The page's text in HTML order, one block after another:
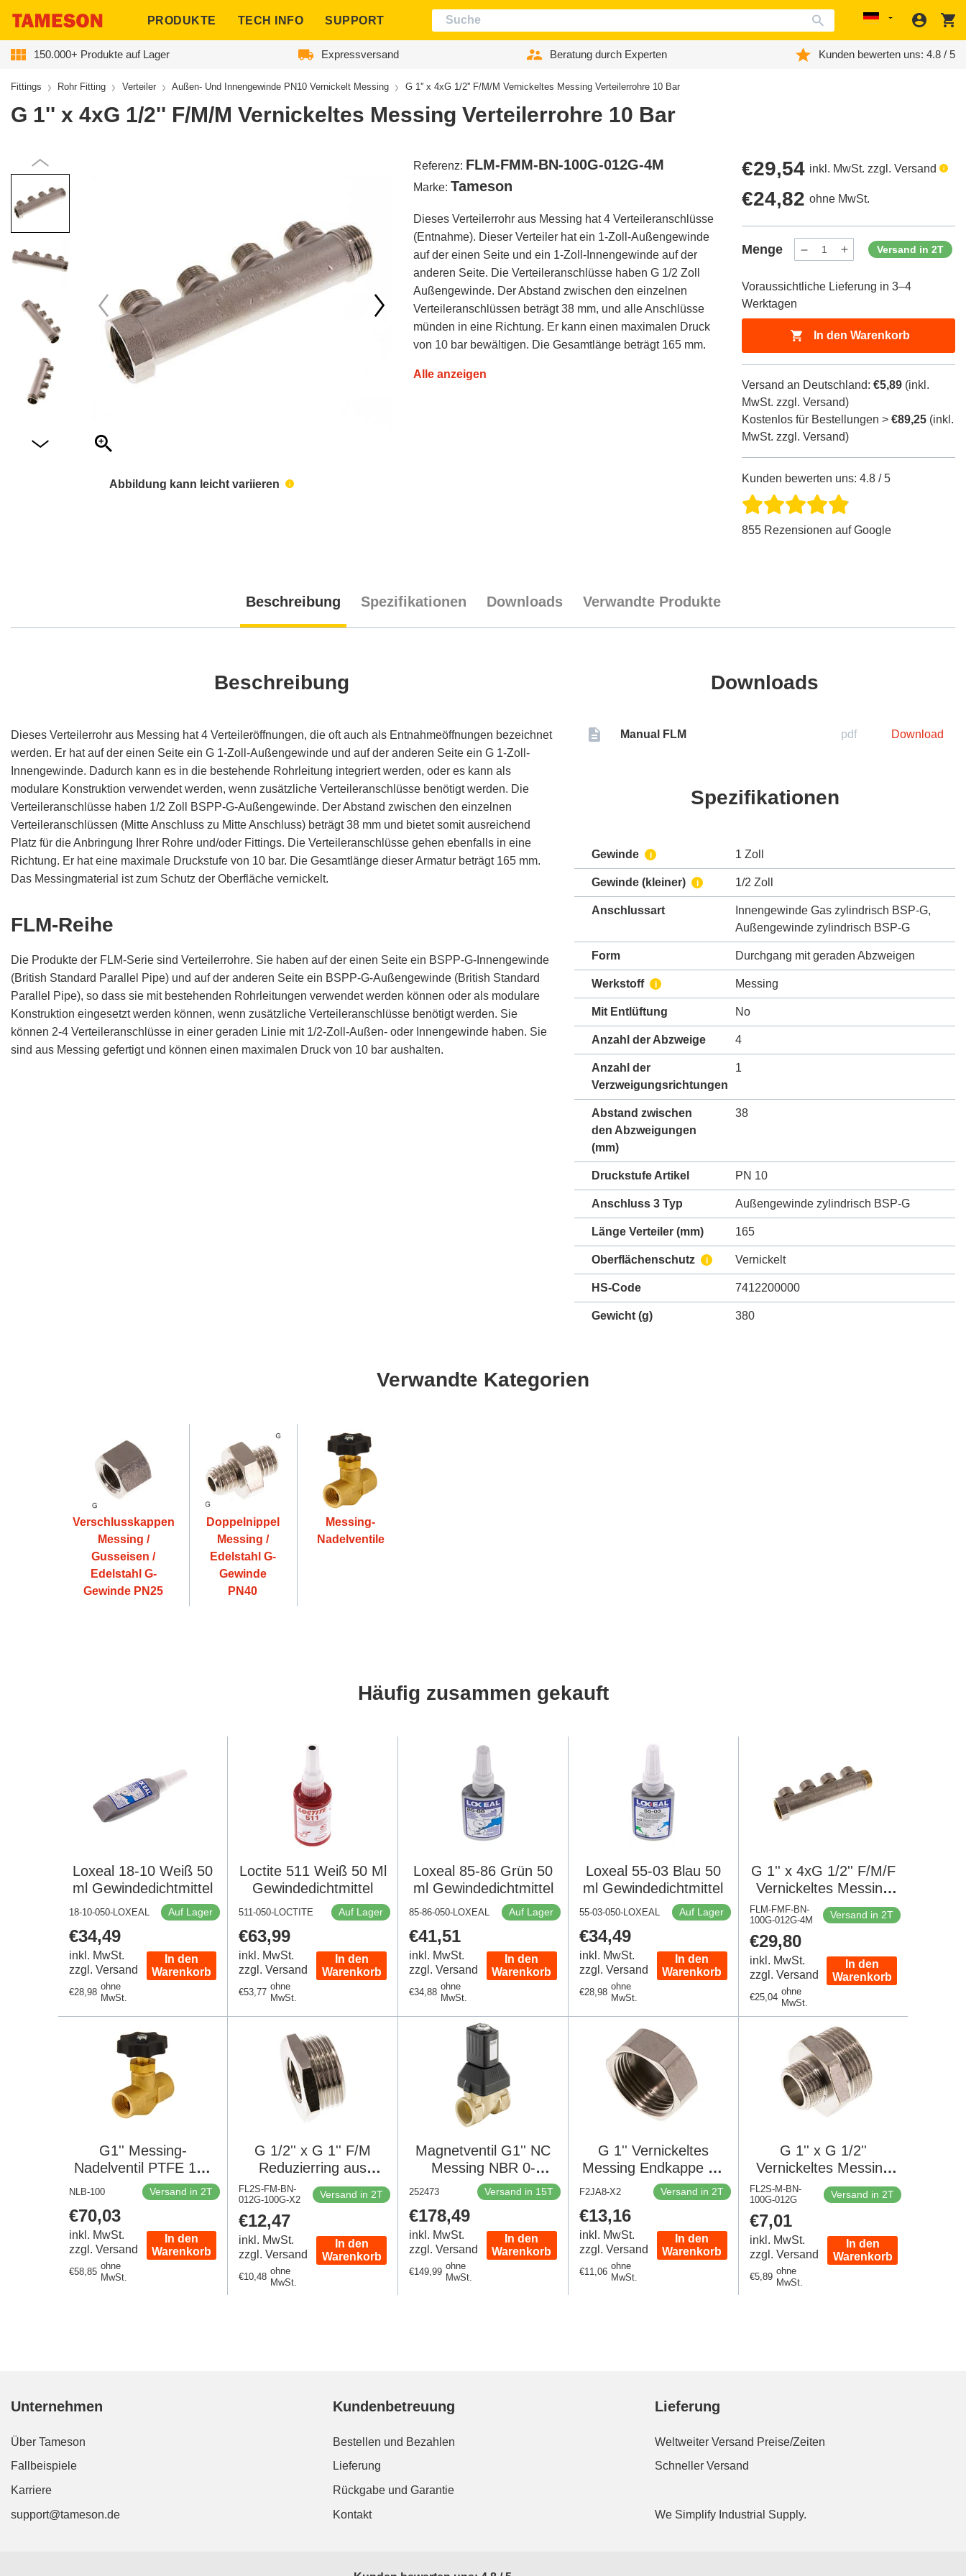
PRODUKTE TECH INFO SUPPORT Localization
150.000+ Produkte auf Lager Expressversand Beratung durch Experten Kunden bewerten uns: 4.8 / 5
Fittings Rohr Fitting Verteiler Außen- Und Innengewinde PN10 Vernickelt Messing G 1'' x 4xG 1/2'' F/M/M Vernickeltes Messing Verteilerrohre 10 Bar
G 1'' x 4xG 1/2'' F/M/M Vernickeltes Messing Verteilerrohre 10 Bar
Abbildung kann leicht variieren
Referenz: FLM-FMM-BN-100G-012G-4M
Marke: Tameson
Dieses Verteilerrohr aus Messing hat 4 Verteileranschlüsse
(Entnahme). Dieser Verteiler hat ein 1-Zoll-Außengewinde
auf der einen Seite und ein 1-Zoll-Innengewinde auf der
anderen Seite. Die Verteileranschlüsse haben G 1/2 Zoll
Außengewinde. Der Abstand zwischen den einzelnen
Verteileranschlüssen beträgt 38 mm, und alle Anschlüsse
münden in eine Richtung. Er kann einen maximalen Druck
von 10 bar bewältigen. Die Gesamtlänge beträgt 165 mm.
Alle anzeigen
Regulärer
Preis
€29,54 inkl. MwSt. zzgl. Versand
Regulärer
Preis
€24,82 ohne MwSt.
Menge
Menge
ProductDrop
Menge
ProductDrop
Versand in 2T
Voraussichtliche Lieferung in 3–4
Werktagen
In den Warenkorb
Versand an Deutschland:€5,89 (inkl.
MwSt. zzgl. Versand)
Kostenlos für Bestellungen >€89,25 (inkl.
MwSt. zzgl. Versand)
Kunden bewerten uns: 4.8 / 5
855 Rezensionen auf Google
Beschreibung Spezifikationen Downloads Verwandte Produkte
Beschreibung
Dieses Verteilerrohr aus Messing hat 4 Verteileröffnungen, die oft auch als Entnahmeöffnungen bezeichnet
werden. Er hat auf der einen Seite ein G 1-Zoll-Außengewinde und auf der anderen Seite ein G 1-Zoll-
Innengewinde. Dadurch kann es in die bestehende Rohrleitung integriert werden, oder es kann als
modulare Konstruktion verwendet werden, wenn zusätzliche Verteileranschlüsse benötigt werden. Die
Verteileranschlüsse haben 1/2 Zoll BSPP-G-Außengewinde. Der Abstand zwischen den einzelnen
Verteileranschlüssen (Mitte Anschluss zu Mitte Anschluss) beträgt 38 mm und bietet somit ausreichend
Platz für die Anbringung Ihrer Rohre und/oder Fittings. Die Verteileranschlüsse gehen ebenfalls in eine
Richtung. Er hat eine maximale Druckstufe von 10 bar. Die Gesamtlänge dieser Armatur beträgt 165 mm.
Das Messingmaterial ist zum Schutz der Oberfläche vernickelt.
FLM-Reihe
Die Produkte der FLM-Serie sind Verteilerrohre. Sie haben auf der einen Seite ein BSPP-G-Innengewinde
(British Standard Parallel Pipe) und auf der anderen Seite ein BSPP-G-Außengewinde (British Standard
Parallel Pipe), so dass sie mit bestehenden Rohrleitungen verwendet werden können oder als modulare
Konstruktion eingesetzt werden können, wenn zusätzliche Verteileranschlüsse benötigt werden. Sie
können 2-4 Verteileranschlüsse in einer geraden Linie mit 1/2-Zoll-Außen- oder Innengewinde haben. Sie
sind aus Messing gefertigt und können einen maximalen Druck von 10 bar aushalten.
Downloads
Manual FLM pdf Download
Spezifikationen
Gewinde i 1 Zoll
Gewinde (kleiner) i 1/2 Zoll
Anschlussart Innengewinde Gas zylindrisch BSP-G,
Außengewinde zylindrisch BSP-G
Form Durchgang mit geraden Abzweigen
Werkstoff i Messing
Mit Entlüftung No
Anzahl der Abzweige 4
Anzahl der
Verzweigungsrichtungen
1
Abstand zwischen
den Abzweigungen
(mm)
38
Druckstufe Artikel PN 10
Anschluss 3 Typ Außengewinde zylindrisch BSP-G
Länge Verteiler (mm) 165
Oberflächenschutz i Vernickelt
HS-Code 7412200000
Gewicht (g) 380
Verwandte Kategorien
Verschlusskappen
Messing /
Gusseisen /
Edelstahl G-
Gewinde PN25
Doppelnippel
Messing /
Edelstahl G-
Gewinde
PN40
Messing-
Nadelventile
Häufig zusammen gekauft
Loxeal 18-10 Weiß 50
ml Gewindedichtmittel
18-10-050-LOXEAL Auf Lager
Regulärer
Preis
€34,49
inkl. MwSt.
zzgl. Versand
Regulärer
€28,98
ohne
MwSt.
In den
Warenkorb
Loctite 511 Weiß 50 Ml
Gewindedichtmittel
511-050-LOCTITE Auf Lager
Regulärer
Preis
€63,99
inkl. MwSt.
zzgl. Versand
Regulärer
€53,77
ohne
MwSt.
In den
Warenkorb
Loxeal 85-86 Grün 50
ml Gewindedichtmittel
85-86-050-LOXEAL Auf Lager
Regulärer
Preis
€41,51
inkl. MwSt.
zzgl. Versand
Regulärer
€34,88
ohne
MwSt.
In den
Warenkorb
Loxeal 55-03 Blau 50
ml Gewindedichtmittel
55-03-050-LOXEAL Auf Lager
Regulärer
Preis
€34,49
inkl. MwSt.
zzgl. Versand
Regulärer
€28,98
ohne
MwSt.
In den
Warenkorb
G 1'' x 4xG 1/2'' F/M/F
Vernickeltes Messing
Verteilerrohre 10 Bar
FLM-FMF-BN-
100G-012G-4M
Versand in 2T
Regulärer
Preis
€29,80
inkl. MwSt.
zzgl. Versand
Regulärer
€25,04
ohne
MwSt.
In den
Warenkorb
G1'' Messing-
Nadelventil PTFE 100
bar - NLB
NLB-100 Versand in 2T
Regulärer
Preis
€70,03
inkl. MwSt.
zzgl. Versand
Regulärer
€58,85
ohne
MwSt.
In den
Warenkorb
G 1/2'' x G 1'' F/M
Reduzierring aus
vernickeltem Messing
16 bar [2 Stück]
FL2S-FM-BN-
012G-100G-X2
Versand in 2T
Regulärer
Preis
€12,47
inkl. MwSt.
zzgl. Versand
Regulärer
€10,48
ohne
MwSt.
In den
Warenkorb
Magnetventil G1'' NC
Messing NBR 0-
10bar/145psi 24VDC
6213 252473
252473 Versand in 15T
Regulärer
Preis
€178,49
inkl. MwSt.
zzgl. Versand
Regulärer
€149,99
ohne
MwSt.
In den
Warenkorb
G 1'' Vernickeltes
Messing Endkappe 16
Bar [2 Stück]
F2JA8-X2 Versand in 2T
Regulärer
Preis
€13,16
inkl. MwSt.
zzgl. Versand
Regulärer
€11,06
ohne
MwSt.
In den
Warenkorb
G 1'' x G 1/2''
Vernickeltes Messing
Doppelnippel 16 bar
FL2S-M-BN-
100G-012G
Versand in 2T
Regulärer
Preis
€7,01
inkl. MwSt.
zzgl. Versand
Regulärer
€5,89
ohne
MwSt.
In den
Warenkorb
Unternehmen
Über Tameson
Fallbeispiele
Karriere
support@tameson.de
Kundenbetreuung
Bestellen und Bezahlen
Lieferung
Rückgabe und Garantie
Kontakt
Lieferung
Weltweiter Versand Preise/Zeiten
Schneller Versand
We Simplify Industrial Supply.